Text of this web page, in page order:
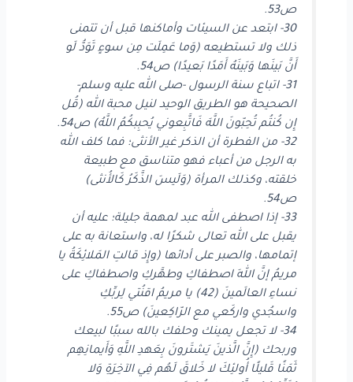
ص53.
30- ابتعد عن السيئات وأماكنها قبل أن تتمنى
ذلك ولا تستطيعه (وَما عَمِلَت مِن سوءٍ تَوَدُّ لَو
أَنَّ بَينَها وَبَينَهُ أَمَدًا بَعيدًا) ص54.
31- اتباع سنة الرسول -صلى الله عليه وسلم-
الصحيحة هو الطريق الوحيد لنيل محبة الله (قُل
إِن كُنتُم تُحِبّونَ اللَّهَ فَاتَّبِعوني يُحبِبكُمُ اللَّهُ) ص54.
32- من الفطرة أن الذكر غير الأنثى؛ فما كلف الله
به الرجل من أعباء فهو متناسق مع طبيعة
خلقته، وكذلك المرأة (وَلَيسَ الذَّكَرُ كَالأُنثى)
ص54.
33- إذا اصطفى الله عبد لمهمة جليلة؛ عليه أن
يقبل على الله تعالى شكرًا له، واستعانة به على
إتمامها، والصبر على أدائها (وإِذ قالتِ المَلائِكَةُ يا
مريمُ إنَّ اللهَ اصطفاكِ وطهَّركِ واصطفاكِ على
نساءِ العالَمينَ (42) يا مريمُ اقنُتي لِربِّكِ
واسجُدي واركَعي مع الرّاكِعينَ) ص55.
34- لا تجعل يمينك وحلفك بالله سببًا لبيعك
وربحك (إِنَّ الَّذينَ يَشتَرونَ بِعَهدِ اللَّهِ وَأَيمانِهِم
ثَمَنًا قَليلًا أُولئِكَ لا خَلاقَ لَهُم فِي الآخِرَةِ وَلا